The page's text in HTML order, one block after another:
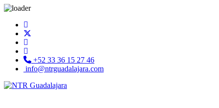
+52 33 36 15 27 46
info@ntrguadalajara.com